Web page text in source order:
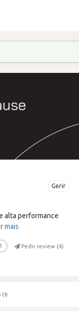
Gerir
alta performance
mais
Pedir review (4)
(1)